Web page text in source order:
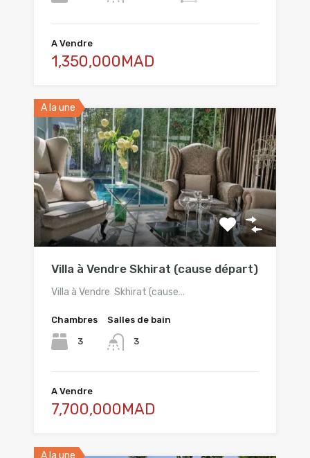
A Vendre
1,350,000MAD
A la une
Villa à Vendre Skhirat (cause départ)
Villa à Vendre Skhirat (cause…
Chambres
3
Salles de bain
3
A Vendre
7,700,000MAD
A la une